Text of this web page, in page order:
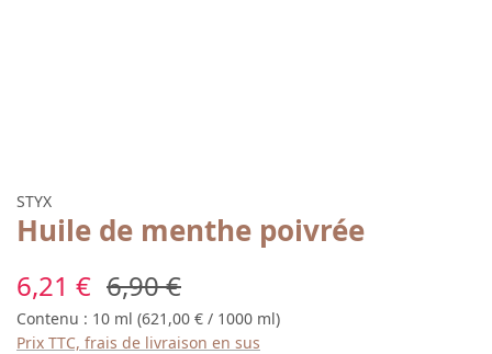
STYX
Huile de menthe poivrée
Prix de vente :
6,21 € Prix régulier :
6,90 €
Contenu : 10 ml (621,00 € / 1000 ml)
Prix TTC, frais de livraison en sus